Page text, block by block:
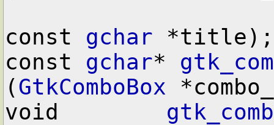
const gchar *title);
const gchar*
(GtkComboBox
void